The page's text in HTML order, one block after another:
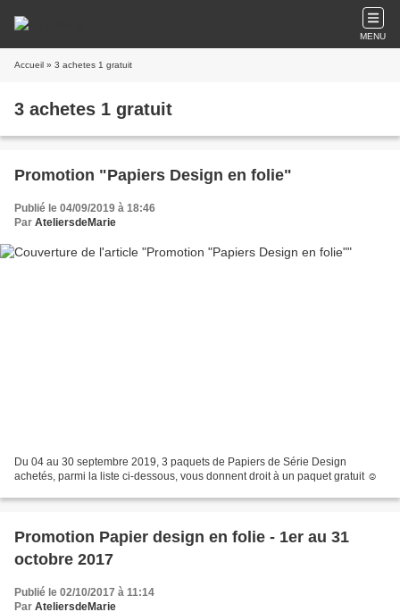
MENU
Accueil » 3 achetes 1 gratuit
3 achetes 1 gratuit
Promotion "Papiers Design en folie"
Publié le 04/09/2019 à 18:46
Par AteliersdeMarie
Du 04 au 30 septembre 2019, 3 paquets de Papiers de Série Design
achetés, parmi la liste ci-dessous, vous donnent droit à un paquet gratuit ☺
Promotion Papier design en folie - 1er au 31
octobre 2017
Publié le 02/10/2017 à 11:14
Par AteliersdeMarie